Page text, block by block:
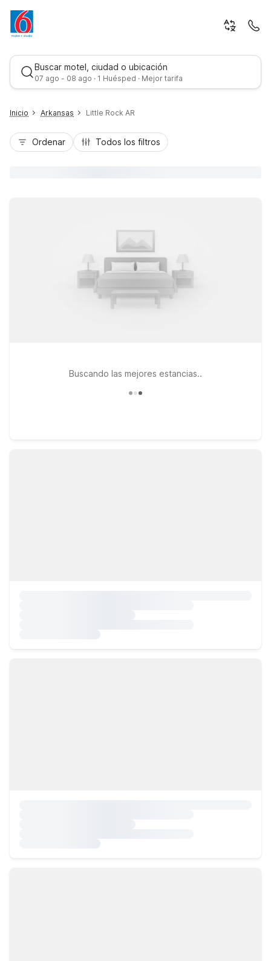
Buscar motel, ciudad o ubicación
07 ago - 08 ago · 1 Huésped · Mejor tarifa
Inicio Arkansas Little Rock AR
Ordenar Todos los filtros
Buscando las mejores estancias..